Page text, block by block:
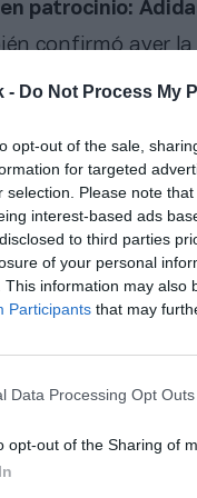
- Do Not Process My
opt-out of the sale,
for targeted
selection. Please note
interest-based ads
to third parties
of your personal
This information may also
Participants that may
Data Processing Opt Outs
opt-out of the Sharing of
patrocinio:
confirmó ayer
marzo. La relación
la
socios en la
sección de
de Oriente
protagonismo
de la
el club
según datos